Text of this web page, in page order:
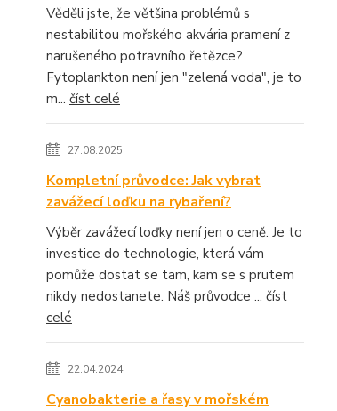
Věděli jste, že většina problémů s
nestabilitou mořského akvária pramení z
narušeného potravního řetězce?
Fytoplankton není jen "zelená voda", je to
m... číst celé
27.08.2025
Kompletní průvodce: Jak vybrat
zavážecí loďku na rybaření?
Výběr zavážecí loďky není jen o ceně. Je to
investice do technologie, která vám
pomůže dostat se tam, kam se s prutem
nikdy nedostanete. Náš průvodce ... číst
celé
22.04.2024
Cyanobakterie a řasy v mořském